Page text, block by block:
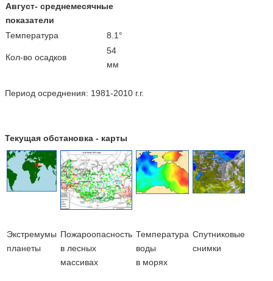
Август- среднемесячные
показатели
Температура
8.1°
Кол-во осадков
54
мм
Период осреднения: 1981-2010 г.г.
Текущая обстановка - карты
Экстремумы
планеты
Пожароопасность
в лесных
массивах
Температура
воды
в морях
Cпутниковые
снимки